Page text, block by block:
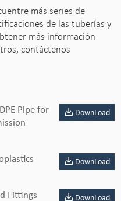
más series de
de las tuberías y
más información
contáctenos
Pipe for
DownLoad
DownLoad
Fittings
DownLoad